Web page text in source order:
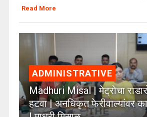
Read More
ADMINISTRATIVE
Madhuri Misal | मेट्रोचा
हटवा | अनधिकृत फेरीवाल्यांवर